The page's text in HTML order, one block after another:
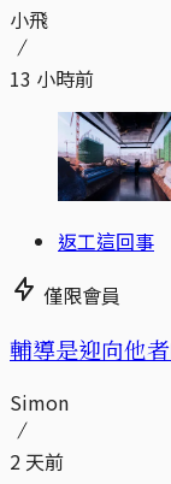
小飛
13 小時前
返工這回事
僅限會員
輔導是迎向他
Simon
2 天前